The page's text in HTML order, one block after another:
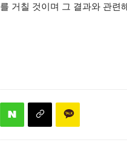
를 거칠 것이며 그 결과와 관련